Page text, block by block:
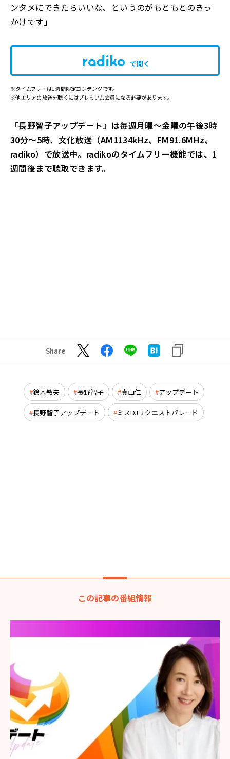
ンタメにできたらいいな、というのがもともとのきっ
かけです」
で開く
※タイムフリーは1週間限定コンテンツです。
※他エリアの放送を聴くにはプレミアム会員になる必要があります。
「長野智子アップデート」は毎週月曜～金曜の午後3時
30分～5時、文化放送（AM1134kHz、FM91.6MHz、
radiko）で放送中。radikoのタイムフリー機能では、1
週間後まで聴取できます。
Share
鈴木敏夫 長野智子 真山仁 アップデート
長野智子アップデート ミスDJリクエストパレード
この記事の番組情報